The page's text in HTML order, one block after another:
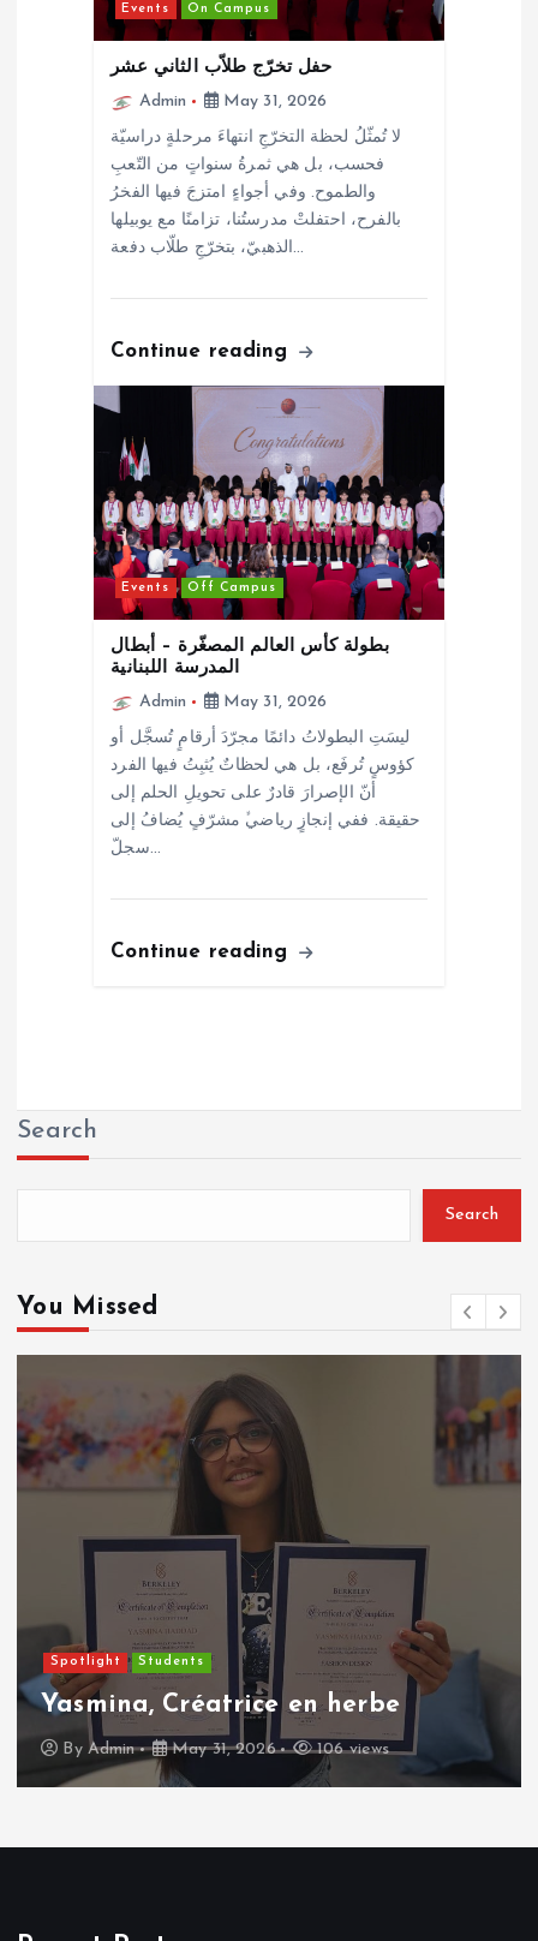
Events On Campus
حفل تخرّج طلاّب الثاني عشر
Admin
May 31, 2026
لا تُمثّلُ لحظة التخرّجِ انتهاءَ مرحلةٍ دراسيّة
فحسب، بل هي ثمرةُ سنواتٍ من التّعبِ
والطموح. وفي أجواءٍ امتزجَ فيها الفخرُ
بالفرح، احتفلتْ مدرستُنا، تزامنًا مع يوبيلها
الذهبيّ، بتخرّجِ طلّاب دفعة…
Continue reading
Events Off Campus
بطولة كأس العالم المصغّرة – أبطال
المدرسة اللبنانية
Admin
May 31, 2026
ليسَتِ البطولاتُ دائمًا مجرّدَ أرقامٍ تُسجَّل أو
كؤوسٍ تُرفَع، بل هي لحظاتٌ يُثبِتُ فيها الفرد
أنّ الإصرارَ قادرٌ على تحويلِ الحلم إلى
حقيقة. ففي إنجازٍ رياضيﱟ مشرّفٍ يُضافُ إلى
سجلّ…
Continue reading
Search
Search
You Missed
Spotlight Students
Yasmina, Créatrice en herbe
By Admin May 31, 2026 106 views